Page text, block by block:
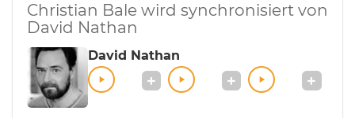
Christian Bale wird synchronisiert von
David Nathan
David Nathan